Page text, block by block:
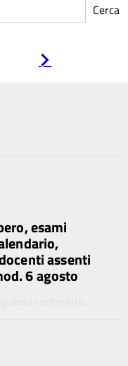
Cerca
esami
assenti
6 agosto